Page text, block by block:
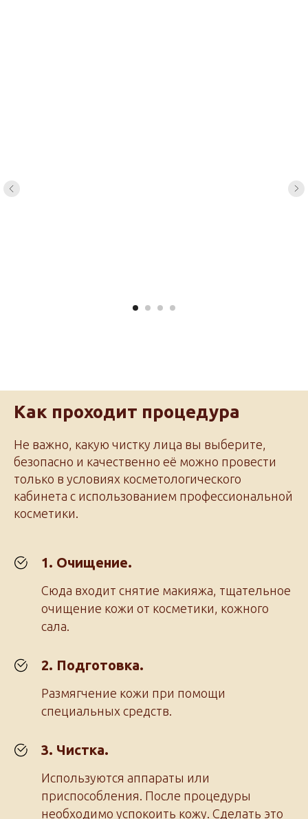
Как проходит процедура
Не важно, какую чистку лица вы выберите,
безопасно и качественно её можно провести
только в условиях косметологического
кабинета с использованием профессиональной
косметики.
1. Очищение.
Сюда входит снятие макияжа, тщательное
очищение кожи от косметики, кожного
сала.
2. Подготовка.
Размягчение кожи при помощи
специальных средств.
3. Чистка.
Используются аппараты или
приспособления. После процедуры
необходимо успокоить кожу. Сделать это